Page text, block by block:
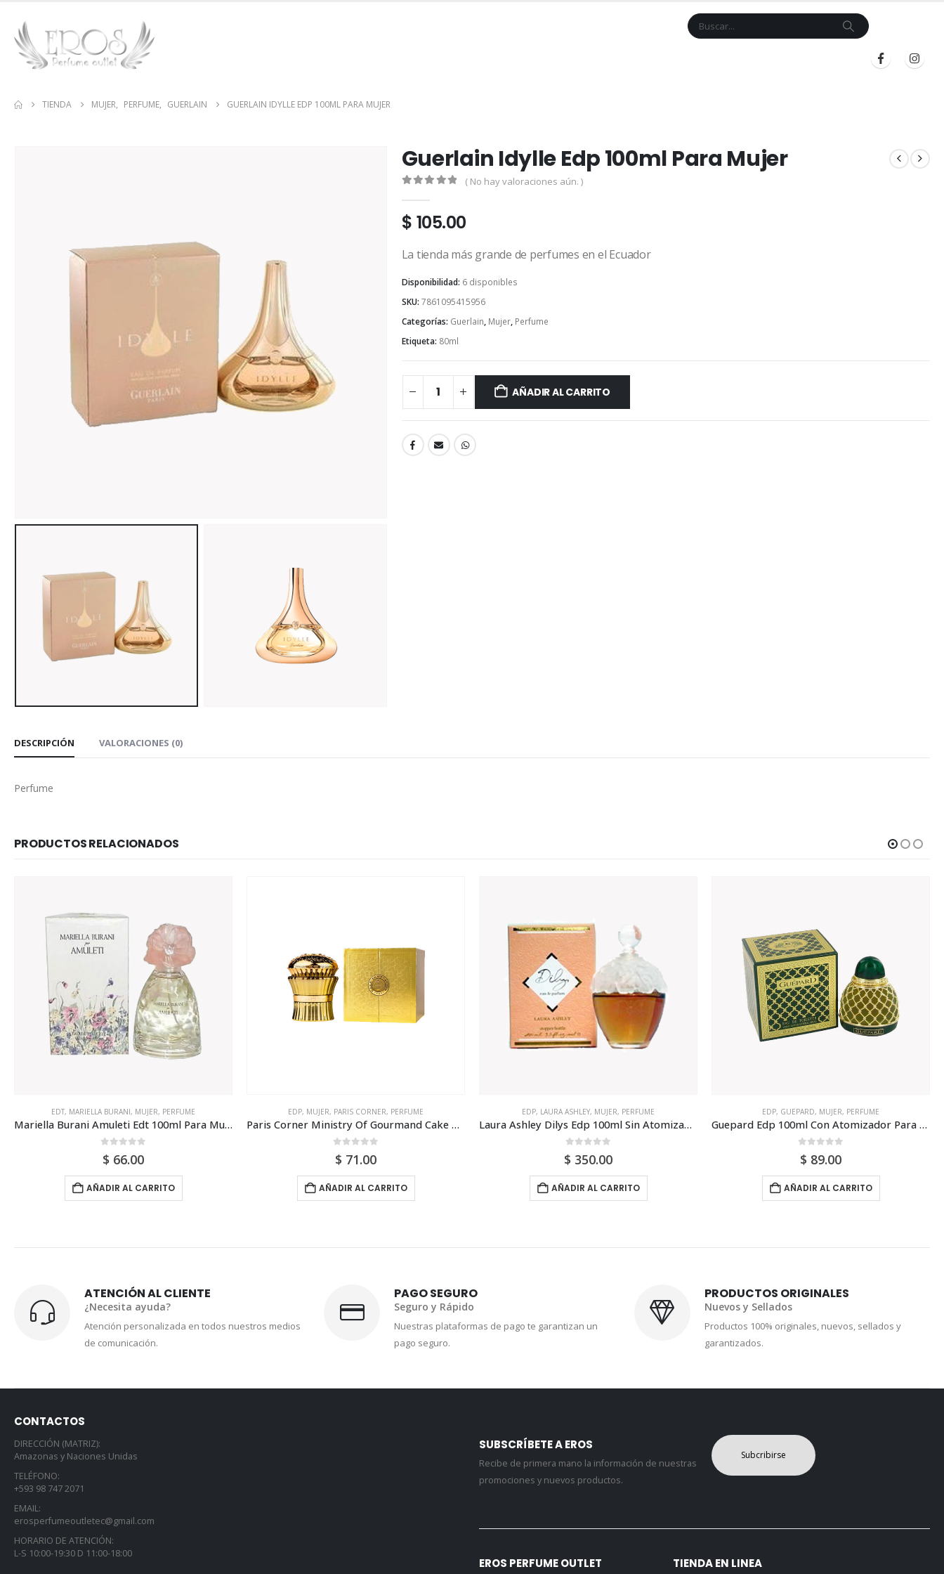
TIENDA MUJER, PERFUME, GUERLAIN GUERLAIN IDYLLE EDP 100ML PARA MUJER
Guerlain Idylle Edp 100ml Para Mujer
( No hay valoraciones aún. )
$ 105.00
La tienda más grande de perfumes en el Ecuador
Disponibilidad: 6 disponibles
SKU: 7861095415956
Categorías: Guerlain, Mujer, Perfume
Etiqueta: 80ml
AÑADIR AL CARRITO
DESCRIPCIÓN VALORACIONES (0)
Perfume
PRODUCTOS RELACIONADOS
EDT, MARIELLA BURANI, MUJER, PERFUME
Mariella Burani Amuleti Edt 100ml Para Mujer
$ 66.00
AÑADIR AL CARRITO
EDP, MUJER, PARIS CORNER, PERFUME
Paris Corner Ministry Of Gourmand Cake Temptation Edp 100ml Para Mujer (Dupe Montale Van. Cake)
$ 71.00
AÑADIR AL CARRITO
EDP, LAURA ASHLEY, MUJER, PERFUME
Laura Ashley Dilys Edp 100ml Sin Atomizador Para Mujer
$ 350.00
AÑADIR AL CARRITO
EDP, GUEPARD, MUJER, PERFUME
Guepard Edp 100ml Con Atomizador Para Mujer
$ 89.00
AÑADIR AL CARRITO
ATENCIÓN AL CLIENTE
¿Necesita ayuda?
Atención personalizada en todos nuestros medios
de comunicación.
PAGO SEGURO
Seguro y Rápido
Nuestras plataformas de pago te garantizan un
pago seguro.
PRODUCTOS ORIGINALES
Nuevos y Sellados
Productos 100% originales, nuevos, sellados y
garantizados.
CONTACTOS
DIRECCIÓN (MATRIZ):
Amazonas y Naciones Unidas
TELÉFONO:
+593 98 747 2071
EMAIL:
erosperfumeoutletec@gmail.com
HORARIO DE ATENCIÓN:
L-S 10:00-19:30 D 11:00-18:00
SUBSCRÍBETE A EROS
Recibe de primera mano la información de nuestras
promociones y nuevos productos.
Subcribirse
EROS PERFUME OUTLET TIENDA EN LINEA